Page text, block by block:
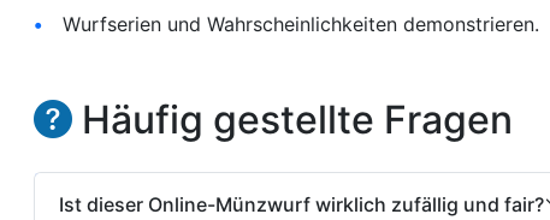
Wurfserien und Wahrscheinlichkeiten demonstrieren.
Häufig gestellte Fragen
Ist dieser Online-Münzwurf wirklich zufällig und fair?